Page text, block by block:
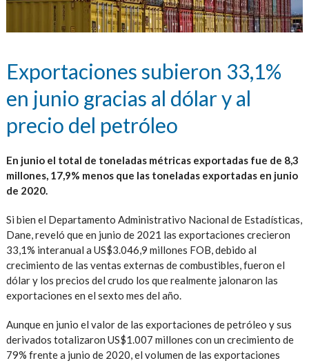
Exportaciones subieron 33,1%
en junio gracias al dólar y al
precio del petróleo
En junio el total de toneladas métricas exportadas fue de 8,3
millones, 17,9% menos que las toneladas exportadas en junio
de 2020.
Si bien el Departamento Administrativo Nacional de Estadísticas,
Dane, reveló que en junio de 2021 las exportaciones crecieron
33,1% interanual a US$3.046,9 millones FOB, debido al
crecimiento de las ventas externas de combustibles, fueron el
dólar y los precios del crudo los que realmente jalonaron las
exportaciones en el sexto mes del año.
Aunque en junio el valor de las exportaciones de petróleo y sus
derivados totalizaron US$1.007 millones con un crecimiento de
79% frente a junio de 2020, el volumen de las exportaciones